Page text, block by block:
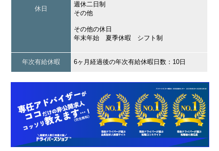
休日
週休二日制
その他
その他の休日
年末年始 夏季休暇 シフト制
年次有給休暇 6ヶ月経過後の年次有給休暇日数：10日